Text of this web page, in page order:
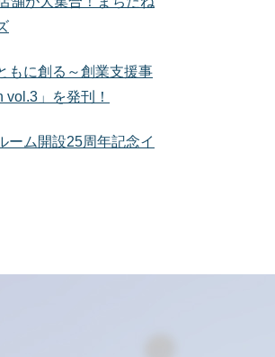
もに創る～創業支援事
」を発刊！
ーム開設25周年記念イ